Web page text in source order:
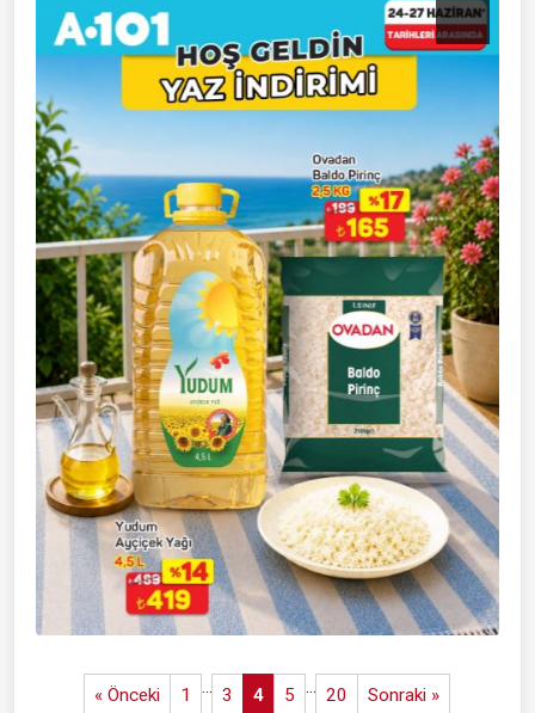
« Önceki 1 3 4 5 20 Sonraki »